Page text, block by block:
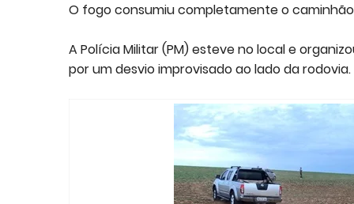
O fogo consumiu completamente o
A Polícia Militar (PM) esteve no local e
por um desvio improvisado ao lado da rodovia.